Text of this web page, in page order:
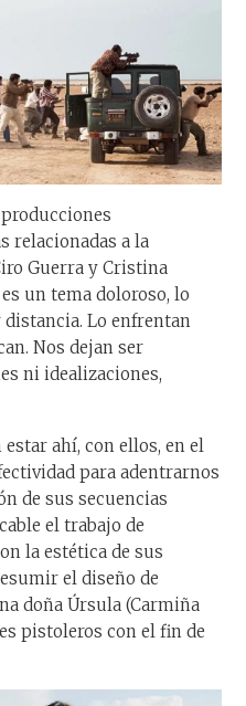
relacionadas a la
Guerra y Cristina
un tema doloroso, lo
Lo enfrentan
Nos dejan ser
ni idealizaciones,
ahí, con ellos, en el
para adentrarnos
de sus secuencias
el trabajo de
la estética de sus
el diseño de
doña Úrsula (Carmiña
pistoleros con el fin de